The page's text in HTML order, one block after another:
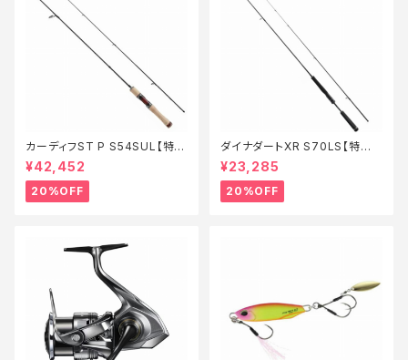
カーディフST P S54SUL【特価
ロッド】【20】
¥42,452
20%OFF
ダイナダートXR S70LS【特価
ロッド】【20】
¥23,285
20%OFF